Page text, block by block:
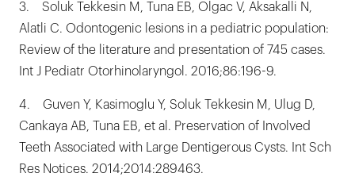
3. Soluk Tekkesin M, Tuna EB, Olgac V, Aksakalli N,
Alatli C. Odontogenic lesions in a pediatric population:
Review of the literature and presentation of 745 cases.
Int J Pediatr Otorhinolaryngol. 2016;86:196-9.
4. Guven Y, Kasimoglu Y, Soluk Tekkesin M, Ulug D,
Cankaya AB, Tuna EB, et al. Preservation of Involved
Teeth Associated with Large Dentigerous Cysts. Int Sch
Res Notices. 2014;2014:289463.